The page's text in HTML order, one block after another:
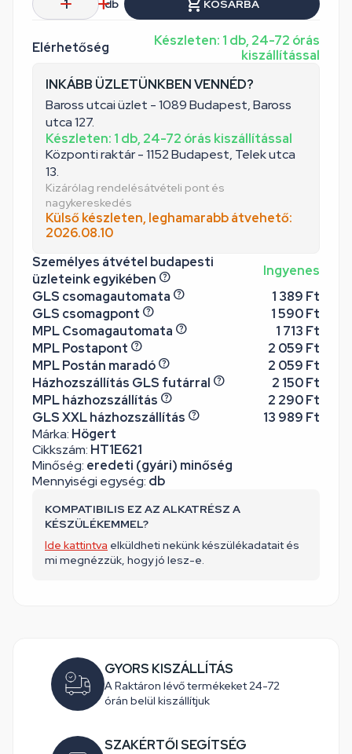
Márka: Högert
Cikkszám: HT1E621
Minőség: eredeti (gyári) minőség
Mennyiségi egység: db
Elérhetőség
Készleten: 1 db, 24-72 órás
kiszállítással
INKÁBB ÜZLETÜNKBEN VENNÉD?
Baross utcai üzlet - 1089 Budapest, Baross
utca 127.
Készleten: 1 db, 24-72 órás kiszállítással
Központi raktár - 1152 Budapest, Telek utca
13.
Kizárólag rendelésátvételi pont és
nagykereskedés
Külső készleten, leghamarabb átvehető:
2026.08.10
Személyes átvétel budapesti
üzleteink egyikében
Ingyenes
GLS csomagautomata
1 389 Ft
GLS csomagpont
1 590 Ft
MPL Csomagautomata
1 713 Ft
MPL Postapont
2 059 Ft
MPL Postán maradó
2 059 Ft
Házhozszállítás GLS futárral
2 150 Ft
MPL házhozszállítás
2 290 Ft
GLS XXL házhozszállítás
13 989 Ft
KOMPATIBILIS EZ AZ ALKATRÉSZ A
KÉSZÜLÉKEMMEL?
Ide kattintva elküldheti nekünk készülékadatait és
mi megnézzük, hogy jó lesz-e.
db
KOSÁRBA
GYORS KISZÁLLÍTÁS
A Raktáron lévő termékeket 24-72
órán belül kiszállítjuk
SZAKÉRTŐI SEGÍTSÉG